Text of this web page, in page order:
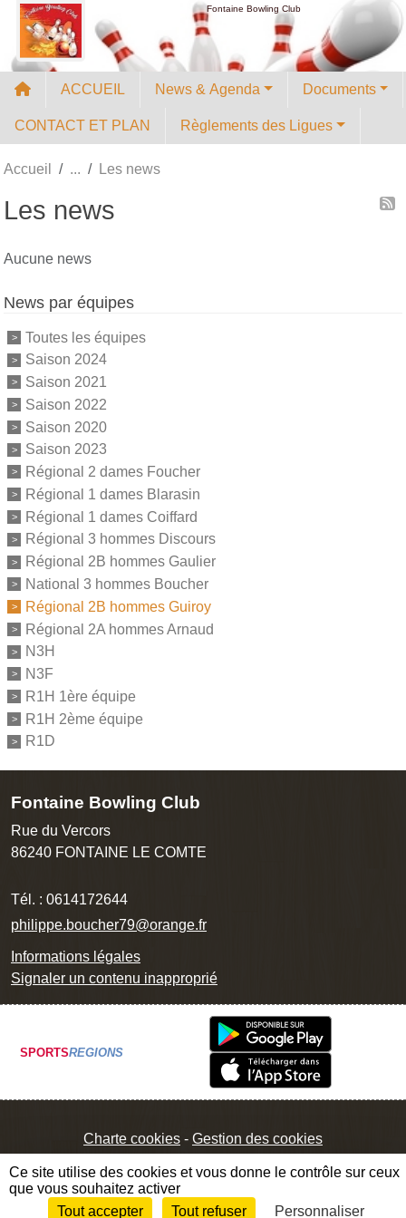
Fontaine Bowling Club
ACCUEIL News & Agenda Documents
CONTACT ET PLAN Règlements des Ligues
Accueil Les news
Les news
Aucune news
News par équipes
Toutes les équipes
Saison 2024
Saison 2021
Saison 2022
Saison 2020
Saison 2023
Régional 2 dames Foucher
Régional 1 dames Blarasin
Régional 1 dames Coiffard
Régional 3 hommes Discours
Régional 2B hommes Gaulier
National 3 hommes Boucher
Régional 2B hommes Guiroy
Régional 2A hommes Arnaud
N3H
N3F
R1H 1ère équipe
R1H 2ème équipe
R1D
Fontaine Bowling Club
Rue du Vercors
86240 FONTAINE LE COMTE
Tél. : 0614172644
philippe.boucher79@orange.fr
Informations légales
Signaler un contenu inapproprié
SPORTSREGIONS
Charte cookies Gestion des cookies
Envie de participer ? Connexion
Panneau de gestion des cookies
Ce site utilise des cookies et vous donne le contrôle sur ceux
que vous souhaitez activer
Tout accepter
Tout refuser Personnaliser